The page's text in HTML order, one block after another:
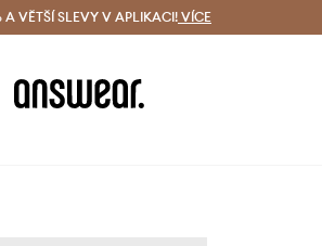
Doručení i do 24 h
A VĚTŠÍ SLEVY V APLIKACI! VÍCE